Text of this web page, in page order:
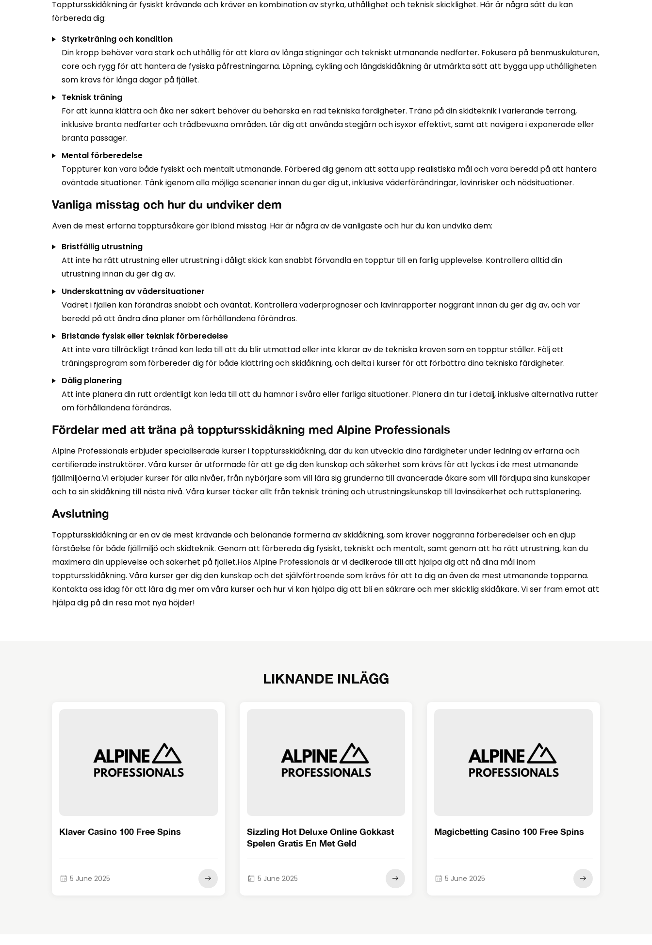
Topptursskidåkning är fysiskt krävande och kräver en kombination av styrka, uthållighet och teknisk skicklighet. Här är några sätt du kan
förbereda dig:
Styrketräning och kondition
Din kropp behöver vara stark och uthållig för att klara av långa stigningar och tekniskt utmanande nedfarter. Fokusera på benmuskulaturen,
core och rygg för att hantera de fysiska påfrestningarna. Löpning, cykling och längdskidåkning är utmärkta sätt att bygga upp uthålligheten
som krävs för långa dagar på fjället.
Teknisk träning
För att kunna klättra och åka ner säkert behöver du behärska en rad tekniska färdigheter. Träna på din skidteknik i varierande terräng,
inklusive branta nedfarter och trädbevuxna områden. Lär dig att använda stegjärn och isyxor effektivt, samt att navigera i exponerade eller
branta passager.
Mental förberedelse
Toppturer kan vara både fysiskt och mentalt utmanande. Förbered dig genom att sätta upp realistiska mål och vara beredd på att hantera
oväntade situationer. Tänk igenom alla möjliga scenarier innan du ger dig ut, inklusive väderförändringar, lavinrisker och nödsituationer.
Vanliga misstag och hur du undviker dem
Även de mest erfarna topptursåkare gör ibland misstag. Här är några av de vanligaste och hur du kan undvika dem:
Bristfällig utrustning
Att inte ha rätt utrustning eller utrustning i dåligt skick kan snabbt förvandla en topptur till en farlig upplevelse. Kontrollera alltid din
utrustning innan du ger dig av.
Underskattning av vädersituationer
Vädret i fjällen kan förändras snabbt och oväntat. Kontrollera väderprognoser och lavinrapporter noggrant innan du ger dig av, och var
beredd på att ändra dina planer om förhållandena förändras.
Bristande fysisk eller teknisk förberedelse
Att inte vara tillräckligt tränad kan leda till att du blir utmattad eller inte klarar av de tekniska kraven som en topptur ställer. Följ ett
träningsprogram som förbereder dig för både klättring och skidåkning, och delta i kurser för att förbättra dina tekniska färdigheter.
Dålig planering
Att inte planera din rutt ordentligt kan leda till att du hamnar i svåra eller farliga situationer. Planera din tur i detalj, inklusive alternativa rutter
om förhållandena förändras.
Fördelar med att träna på topptursskidåkning med Alpine Professionals
Alpine Professionals erbjuder specialiserade kurser i topptursskidåkning, där du kan utveckla dina färdigheter under ledning av erfarna och
certifierade instruktörer. Våra kurser är utformade för att ge dig den kunskap och säkerhet som krävs för att lyckas i de mest utmanande
fjällmiljöerna.Vi erbjuder kurser för alla nivåer, från nybörjare som vill lära sig grunderna till avancerade åkare som vill fördjupa sina kunskaper
och ta sin skidåkning till nästa nivå. Våra kurser täcker allt från teknisk träning och utrustningskunskap till lavinsäkerhet och ruttsplanering.
Avslutning
Topptursskidåkning är en av de mest krävande och belönande formerna av skidåkning, som kräver noggranna förberedelser och en djup
förståelse för både fjällmiljö och skidteknik. Genom att förbereda dig fysiskt, tekniskt och mentalt, samt genom att ha rätt utrustning, kan du
maximera din upplevelse och säkerhet på fjället.Hos Alpine Professionals är vi dedikerade till att hjälpa dig att nå dina mål inom
topptursskidåkning. Våra kurser ger dig den kunskap och det självförtroende som krävs för att ta dig an även de mest utmanande topparna.
Kontakta oss idag för att lära dig mer om våra kurser och hur vi kan hjälpa dig att bli en säkrare och mer skicklig skidåkare. Vi ser fram emot att
hjälpa dig på din resa mot nya höjder!
LIKNANDE INLÄGG
Klaver Casino 100 Free Spins
5 June 2025
Sizzling Hot Deluxe Online Gokkast
Spelen Gratis En Met Geld
5 June 2025
Magicbetting Casino 100 Free Spins
5 June 2025